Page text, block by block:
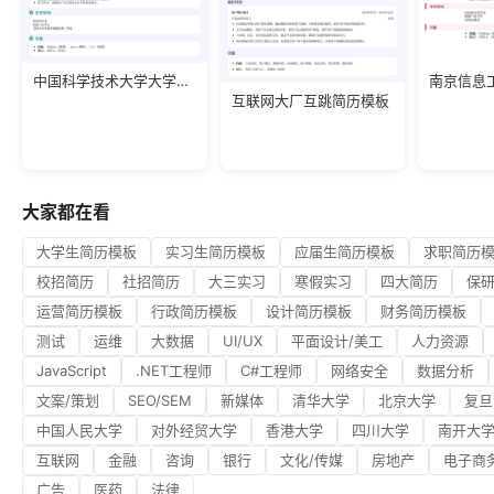
中国科学技术大学大学生简历模板
互联网大厂互跳简历模板
大家都在看
大学生简历模板 实习生简历模板 应届生简历模板
求职简历
校招简历
社招简历 大三实习 寒假实习 四大简历
保
运营简历模板
行政简历模板 设计简历模板
财务简历模板
测试
运维 大数据 UI/UX 平面设计/美工
人力资源
JavaScript
.NET工程师 C#工程师 网络安全
数据分析
文案/策划
SEO/SEM 新媒体 清华大学 北京大学
复
中国人民大学
对外经贸大学 香港大学 四川大学
南开大学
互联网
金融 咨询 银行 文化/传媒 房地产
电子商
广告
医药 法律